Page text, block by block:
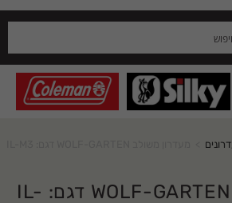
מעדרון משולב WOLF-GARTEN דגם: IL-